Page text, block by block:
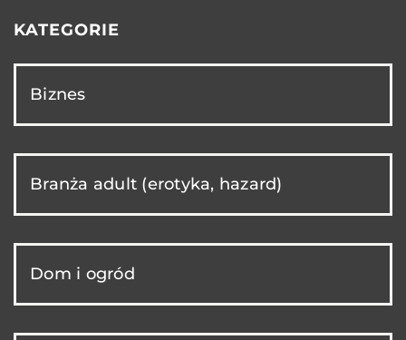
KATEGORIE
Biznes
Branża adult (erotyka, hazard)
Dom i ogród